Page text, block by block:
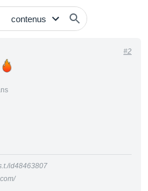
#2
id48463807